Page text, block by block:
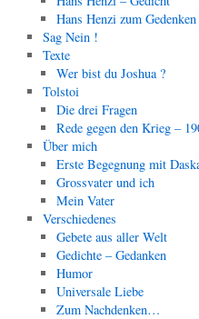
Hans Henzi zum Gedenken
Sag Nein !
Texte
Wer bist du Joshua ?
Tolstoi
Die drei Fragen
Rede gegen den Krieg –
Über mich
Erste Begegnung mit
Grossvater und ich
Mein Vater
Verschiedenes
Gebete aus aller Welt
Gedichte – Gedanken
Humor
Universale Liebe
Zum Nachdenken…